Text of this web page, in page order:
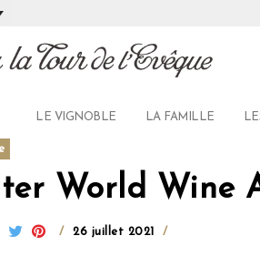
LE VIGNOBLE LA FAMILLE
World Wine
26 juillet 2021